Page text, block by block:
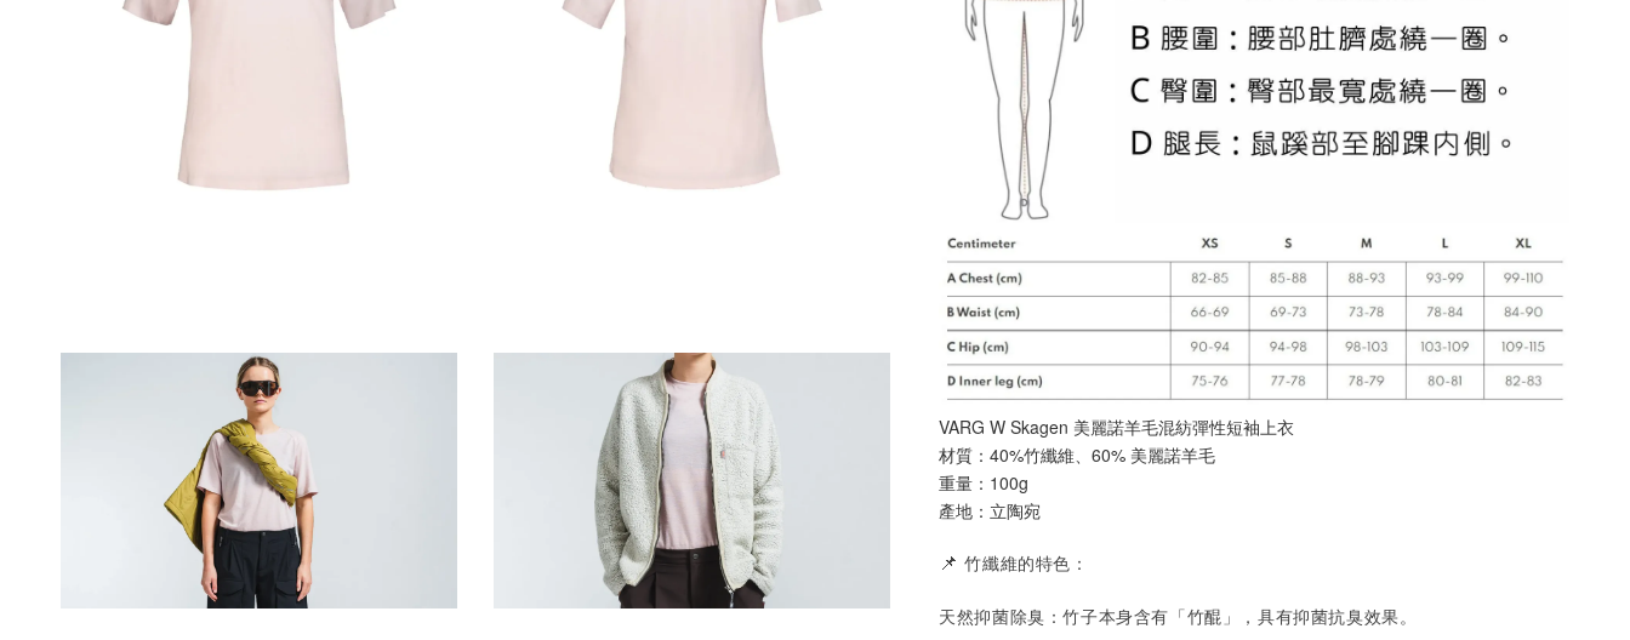
VARG W Skagen 美麗諾羊毛混紡彈性短袖上衣
材質：40%竹纖維、60% 美麗諾羊毛
重量：100g
產地：立陶宛
📌竹纖維的特色：
天然抑菌除臭：竹子本身含有「竹醌」，具有抑菌抗臭效果。